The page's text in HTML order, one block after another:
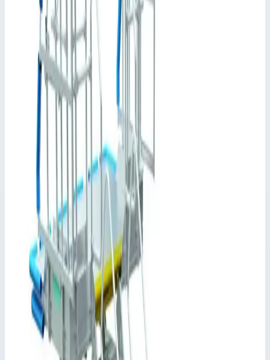
Базовый модуль платформы для удаления льда Zarges вынос
9191 мм 43025
Лестницы для обслуживания транспорта
Производитель: Zarges; Артикул: 43025; Общая высота: 3000
мм; Длина площадки: 6000 мм; Макс. нагрузка: 300 кг
Основные параметры
Производитель
Zarges
43025
Общая высота
3000 мм
Длина площадки
Стоимость
1 684 913₽
с НДС 22%
Добавить в корзину
Базовый модуль платформы для удаления льда Zarges вынос
9191 мм 43025
1 684 913₽
Добавить в корзину